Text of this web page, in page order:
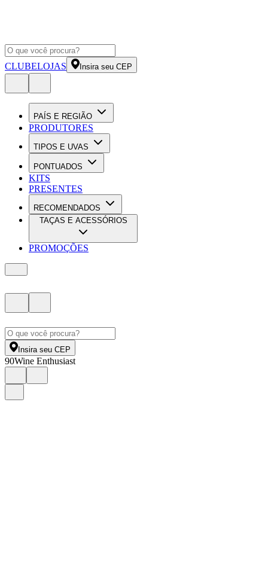
CLUBELOJAS Insira seu CEP
PAÍS E REGIÃO
PRODUTORES
TIPOS E UVAS
PONTUADOS
KITS
PRESENTES
RECOMENDADOS
TAÇAS E ACESSÓRIOS
PROMOÇÕES
Insira seu CEP
90Wine Enthusiast